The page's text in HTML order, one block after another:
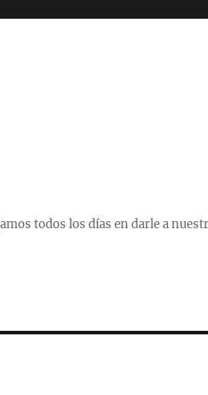
todos los días en darle a